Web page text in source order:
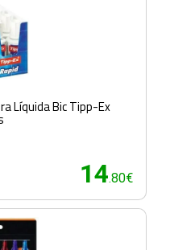
Líquida Bic Tipp-Ex
14.80€